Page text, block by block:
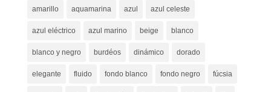
amarillo aquamarina azul azul celeste
azul eléctrico azul marino beige blanco
blanco y negro burdéos dinámico dorado
elegante fluido fondo blanco fondo negro fúcsia